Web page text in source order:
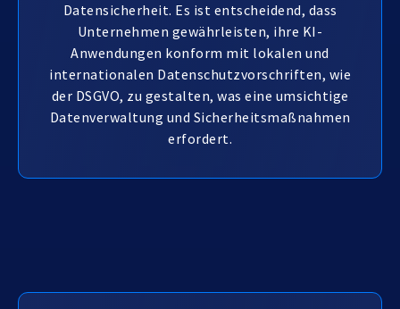
Datensicherheit. Es ist entscheidend, dass
Unternehmen gewährleisten, ihre KI-
Anwendungen konform mit lokalen und
internationalen Datenschutzvorschriften, wie
der DSGVO, zu gestalten, was eine umsichtige
Datenverwaltung und Sicherheitsmaßnahmen
erfordert.